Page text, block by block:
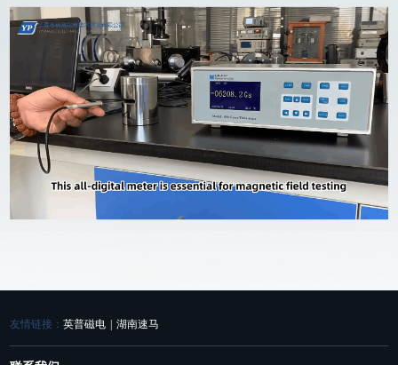
友情链接：英普磁电 湖南速马